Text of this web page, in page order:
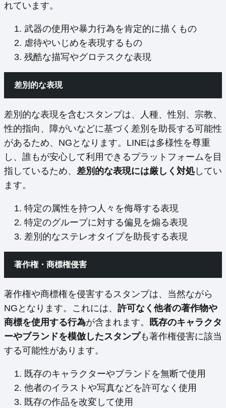
れています。
武器の使用や暴力行為を肯定的に描くもの
虐待やいじめを表現するもの
残酷な描写やグロテスクな表現
差別的な表現
差別的な表現を含むスタンプは、人種、性別、宗教、
性的指向、障がいなどに基づく差別を助長する可能性
があるため、NGとなります。LINEは多様性を尊重
し、誰もが安心して利用できるプラットフォームを目
指しているため、 差別的な表現には厳しく対処してい
ます。
特定の属性を持つ人々を侮辱する表現
特定のグループに対する偏見を煽る表現
差別的なステレオタイプを助長する表現
著作権・商標権侵害
著作権や商標権を侵害するスタンプは、当然ながら
NGとなります。これには、 許可なく他者の著作物や
商標を使用する行為が含まれます。 既存のキャラクタ
ーやブランドを模倣したスタンプも著作権侵害に該当
する可能性があります。
既存のキャラクターやブランドを無断で使用
他者のイラストや写真などを許可なく使用
既存の作品を改変して使用